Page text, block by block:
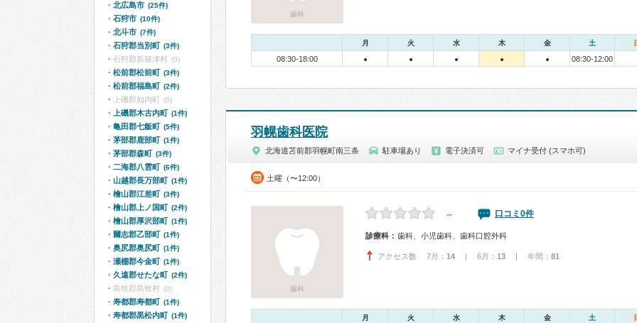
歯科
月 火 水 木 金 土
08:30-18:00 ● ● ● ● ● 08:30-12:00
羽幌歯科医院
北海道苫前郡羽幌町南三条 駐車場あり 電子決済可 マイナ受付 (スマホ可)
土曜（〜12:00）
歯科
－ 口コミ0件
診療科： 歯科、小児歯科、歯科口腔外科
アクセス数 7月： 14 | 6月： 13 | 年間： 81
月 火 水 木 金 土
北広島市 (25件)
石狩市 (10件)
北斗市 (7件)
石狩郡当別町 (3件)
石狩郡新篠津村 (0)
松前郡松前町 (3件)
松前郡福島町 (2件)
上磯郡知内町 (0)
上磯郡木古内町 (1件)
亀田郡七飯町 (5件)
茅部郡鹿部町 (1件)
茅部郡森町 (3件)
二海郡八雲町 (6件)
山越郡長万部町 (1件)
檜山郡江差町 (3件)
檜山郡上ノ国町 (2件)
檜山郡厚沢部町 (1件)
爾志郡乙部町 (1件)
奥尻郡奥尻町 (1件)
瀬棚郡今金町 (1件)
久遠郡せたな町 (2件)
島牧郡島牧村 (0)
寿都郡寿都町 (1件)
寿都郡黒松内町 (1件)